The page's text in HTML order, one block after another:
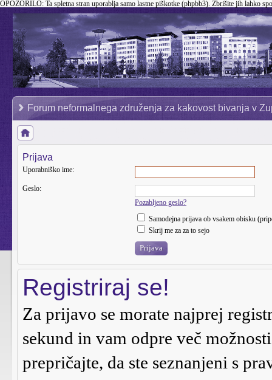
OPOZORILO: Ta spletna stran uporablja samo lastne piškotke (phpbb3). Zbrišite jih lahko
Forum neformalnega združenja za kakovost bivanja v
Prijava
Uporabniško ime:
Geslo:
Pozabljeno geslo?
Samodejna prijava ob vsakem obisku
Skrij me za za to sejo
Registriraj se!
Za prijavo se morate najprej
sekund in vam odpre več
prepričajte, da ste seznanjeni s